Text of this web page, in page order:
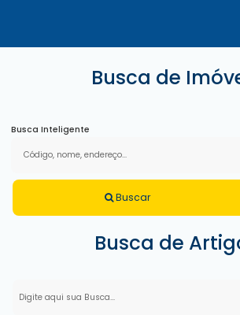
Busca de
Busca Inteligente
Buscar
Busca de